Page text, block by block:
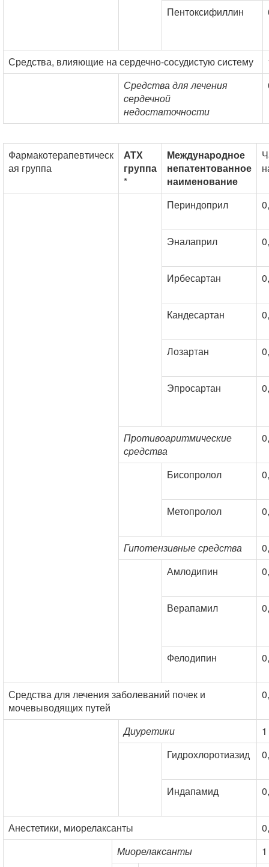
Пентоксифиллин
Средства, влияющие на сердечно-сосудистую систему
Средства для лечения
сердечной
недостаточности
Фармакотерапевтическ
ая группа
АТХ
группа
*
Международное
непатентованное
наименование
Периндоприл
Эналаприл
Ирбесартан
Кандесартан
Лозартан
Эпросартан
Противоаритмические
средства
Бисопролол
Метопролол
Гипотензивные средства
Амлодипин
Верапамил
Фелодипин
Средства для лечения заболеваний почек и
мочевыводящих путей
Диуретики
1
Гидрохлоротиазид
Индапамид
Анестетики, миорелаксанты
Миорелаксанты
1